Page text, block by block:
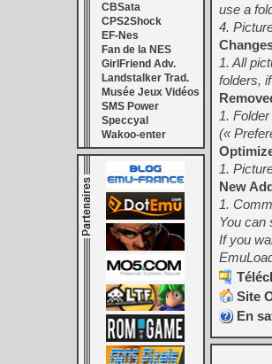
CBSata
CPS2Shock
EF-Nes
Fan de la NES
GirlFriend Adv.
Landstalker Trad.
Musée Jeux Vidéos
SMS Power
Speccyal
Wakoo-enter
use a
4.
1. All
folders,
1.
(«
1.
New
1.
You can
If you
Site
En